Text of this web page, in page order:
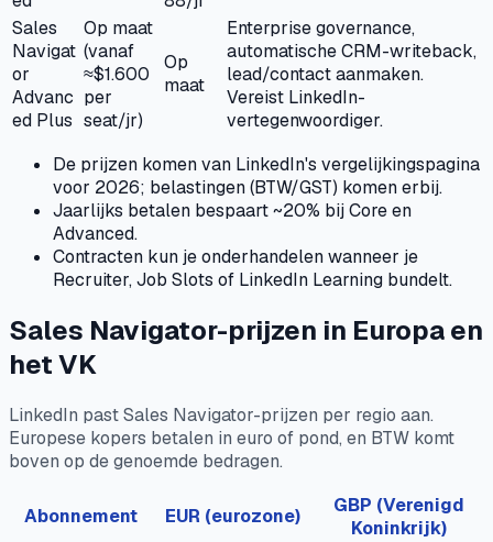
Sales
Navigat
or
Advanc
ed Plus
Op maat
(vanaf
≈$1.600
per
seat/jr)
Op
maat
Enterprise governance,
automatische CRM-writeback,
lead/contact aanmaken.
Vereist LinkedIn-
vertegenwoordiger.
De prijzen komen van LinkedIn's vergelijkingspagina
voor 2026; belastingen (BTW/GST) komen erbij.
Jaarlijks betalen bespaart ~20% bij Core en
Advanced.
Contracten kun je onderhandelen wanneer je
Recruiter, Job Slots of LinkedIn Learning bundelt.
Sales Navigator-prijzen in Europa en
het VK
LinkedIn past Sales Navigator-prijzen per regio aan.
Europese kopers betalen in euro of pond, en BTW komt
boven op de genoemde bedragen.
Abonnement EUR (eurozone)
GBP (Verenigd
Koninkrijk)